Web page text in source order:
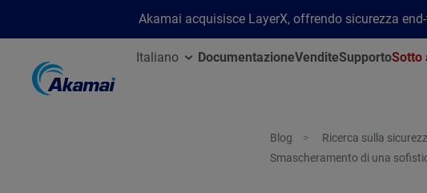
Akamai acquisisce LayerX, offrendo sicurezza
Italiano DocumentazioneVenditeSupportoSotto
Blog
Ricerca sulla
Smascheramento di una